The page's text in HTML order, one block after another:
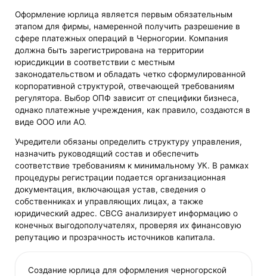
Оформление юрлица является первым обязательным
этапом для фирмы, намеренной получить разрешение в
сфере платежных операций в Черногории. Компания
должна быть зарегистрирована на территории
юрисдикции в соответствии с местным
законодательством и обладать четко сформулированной
корпоративной структурой, отвечающей требованиям
регулятора. Выбор ОПФ зависит от специфики бизнеса,
однако платежные учреждения, как правило, создаются в
виде ООО или АО.
Учредители обязаны определить структуру управления,
назначить руководящий состав и обеспечить
соответствие требованиям к минимальному УК. В рамках
процедуры регистрации подается организационная
документация, включающая устав, сведения о
собственниках и управляющих лицах, а также
юридический адрес. CBCG анализирует информацию о
конечных выгодополучателях, проверяя их финансовую
репутацию и прозрачность источников капитала.
Создание юрлица для оформления черногорской